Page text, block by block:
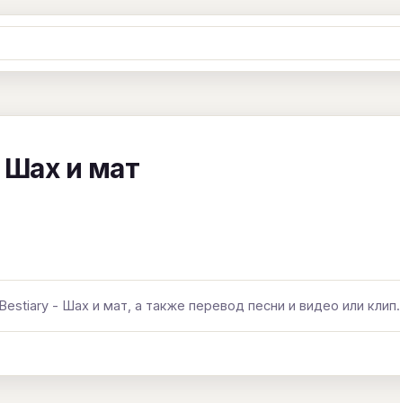
Y Z #
Шах и мат
- Шах и мат, а также перевод песни и видео или клип.